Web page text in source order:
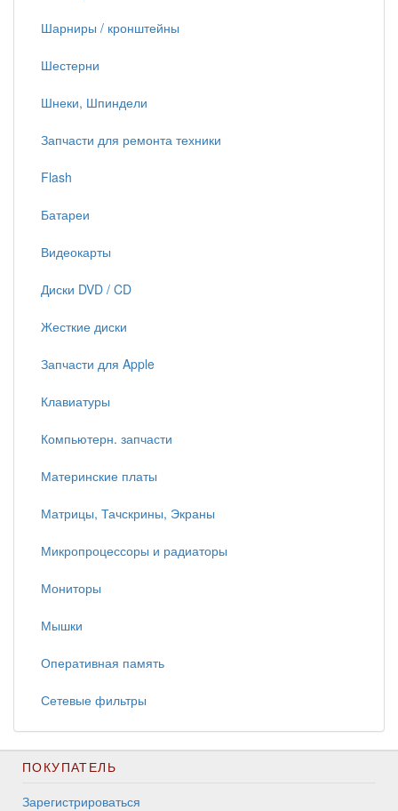
Шарниры / кронштейны
Шестерни
Шнеки, Шпиндели
Запчасти для ремонта техники
Flash
Батареи
Видеокарты
Диски DVD / CD
Жесткие диски
Запчасти для Apple
Клавиатуры
Компьютерн. запчасти
Материнские платы
Матрицы, Тачскрины, Экраны
Микропроцессоры и радиаторы
Мониторы
Мышки
Оперативная память
Сетевые фильтры
ПОКУПАТЕЛЬ
Зарегистрироваться